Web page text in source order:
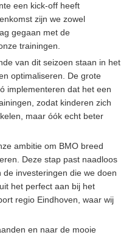
een kick-off heeft
zijn we zowel
gegaan met de
trainingen.
van dit seizoen staan in het
optimaliseren. De grote
implementeren dat het een
zodat kinderen zich
maar óók echt beter
ambitie om BMO breed
Deze stap past naadloos
investeringen die we doen
het perfect aan bij het
regio Eindhoven, waar wij
en naar de mooie